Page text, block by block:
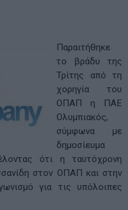
Παραιτήθηκε
το βράδυ της
Τρίτης από τη
χορηγία του
ΟΠΑΠ η ΠΑΕ
Ολυμπιακός,
σύμφωνα με
δημοσίευμα
ότι η ταυτόχρονη
στον ΟΠΑΠ και στην
για τις υπόλοιπες